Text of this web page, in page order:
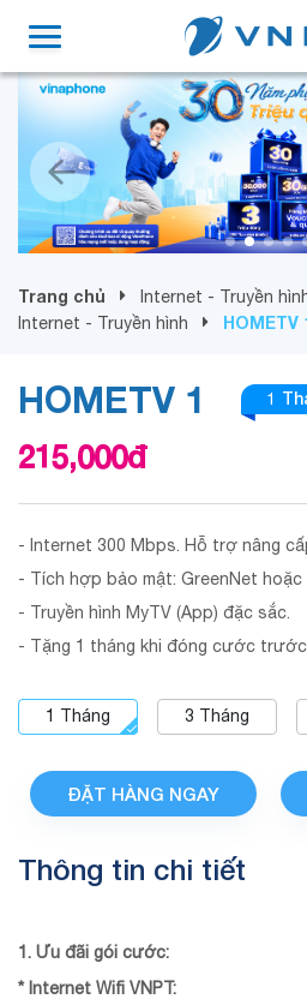
Trang chủ
Internet - Truyền
Internet - Truyền hình
HOMETV
HOMETV 1 1
215,000đ
- Internet 300 Mbps. Hỗ trợ nâng
- Tích hợp bảo mật: GreenNet hoặc
- Truyền hình MyTV (App) đặc sắc.
- Tặng 1 tháng khi đóng cước trước
1 Tháng 3 Tháng
ĐẶT HÀNG NGAY
Thông tin chi tiết
1. Ưu đãi gói cước:
* Internet Wifi VNPT: